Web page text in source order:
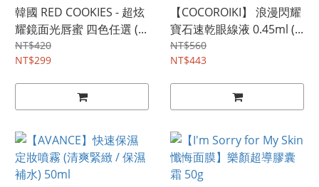
韓國 RED COOKIES - 超炫
耀鏡面光唇蜜 四色任選 (...
NT$420
NT$299
【COCOROIKI】 浪漫閃耀
寶石速乾眼線液 0.45ml (...
NT$560
NT$443